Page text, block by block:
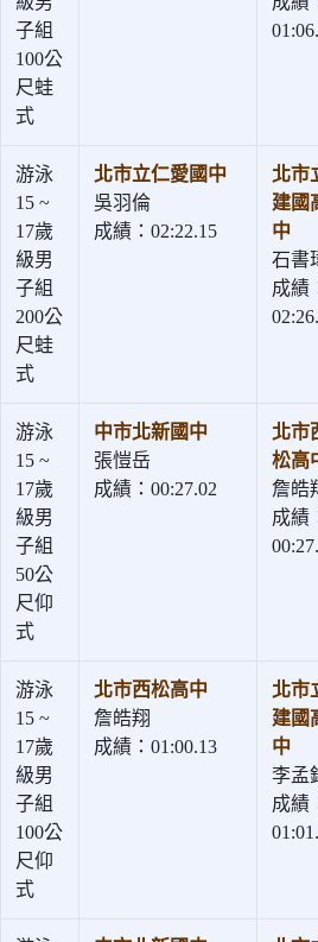
子組
100公
尺蛙
式
游泳
15 ~
17歲
級男
子組
200公
尺蛙
式
北市立仁愛國中
吳羽倫
成績：02:22.15
北市
建國
中
石書
成績
游泳
15 ~
17歲
級男
子組
50公
尺仰
式
中市北新國中
張愷岳
成績：00:27.02
北市
松高
詹皓
成績
游泳
15 ~
17歲
級男
子組
100公
尺仰
式
北市西松高中
詹皓翔
成績：01:00.13
北市
建國
中
李孟
成績